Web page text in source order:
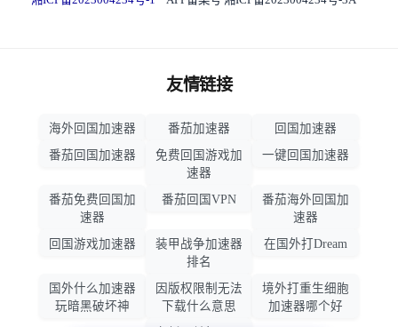
友情链接
海外回国加速器 番茄加速器
回国加速器
番茄回国加速器
免费回国游戏加
速器
一键回国加速器
番茄免费回国加
速器
番茄回国VPN
番茄海外回国加
速器
回国游戏加速器
装甲战争加速器
排名
在国外打Dream
国外什么加速器
玩暗黑破坏神
因版权限制无法
下载什么意思
境外打重生细胞
加速器哪个好